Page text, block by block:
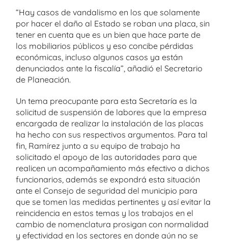
“Hay casos de vandalismo en los que solamente
por hacer el daño al Estado se roban una placa, sin
tener en cuenta que es un bien que hace parte de
los mobiliarios públicos y eso concibe pérdidas
económicas, incluso algunos casos ya están
denunciados ante la fiscalía”, añadió el Secretario
de Planeación.
Un tema preocupante para esta Secretaría es la
solicitud de suspensión de labores que la empresa
encargada de realizar la instalación de las placas
ha hecho con sus respectivos argumentos. Para tal
fin, Ramírez junto a su equipo de trabajo ha
solicitado el apoyo de las autoridades para que
realicen un acompañamiento más efectivo a dichos
funcionarios, además se expondrá esta situación
ante el Consejo de seguridad del municipio para
que se tomen las medidas pertinentes y así evitar la
reincidencia en estos temas y los trabajos en el
cambio de nomenclatura prosigan con normalidad
y efectividad en los sectores en donde aún no se